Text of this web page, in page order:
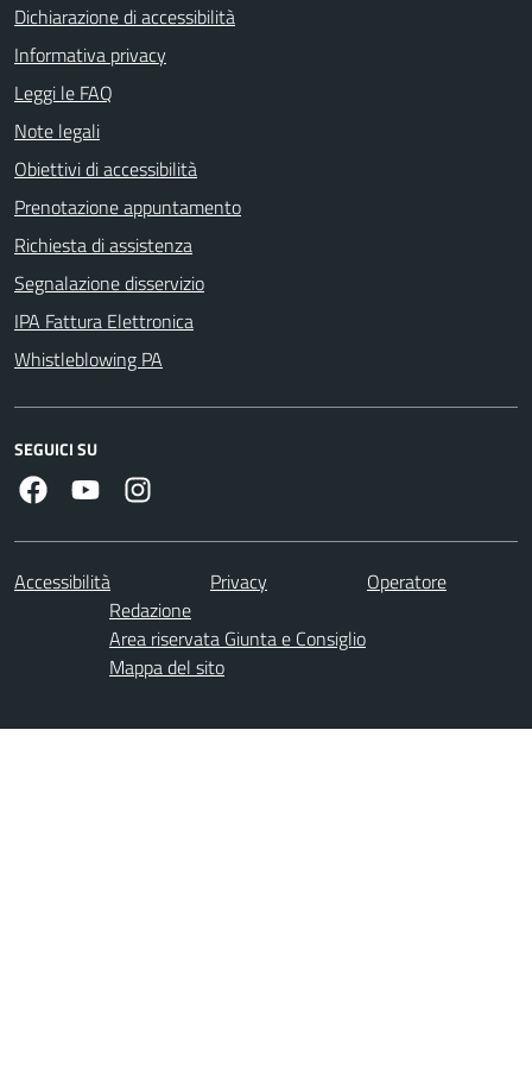
Dichiarazione di accessibilità
Informativa privacy
Leggi le FAQ
Note legali
Obiettivi di accessibilità
Prenotazione appuntamento
Richiesta di assistenza
Segnalazione disservizio
IPA Fattura Elettronica
Whistleblowing PA
SEGUICI SU
FacebookYoutube
Accessibilità Privacy
Operatore
Redazione
Area riservata Giunta e Consiglio
Mappa del sito